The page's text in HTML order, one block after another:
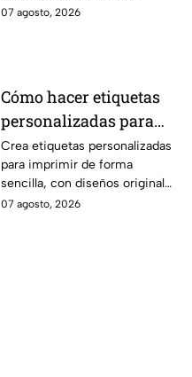
recuperar fuerza, movilidad y
07 agosto, 2026
Cómo hacer etiquetas
personalizadas para
imprimir
Crea etiquetas personalizadas
para imprimir de forma
sencilla, con diseños originales
y detalles adaptados a tus
07 agosto, 2026